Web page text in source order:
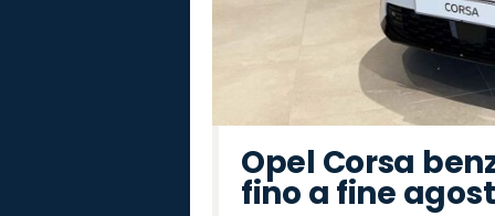
Opel Corsa
fino a fine